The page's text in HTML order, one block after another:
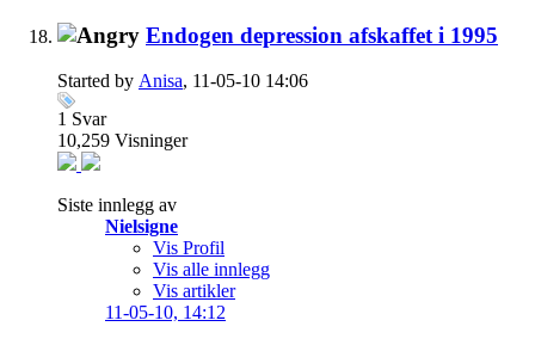
Endogen depression afskaffet i 1995
Started by Anisa, 11-05-10 14:06
1 Svar
10,259 Visninger
Siste innlegg av
Nielsigne
Vis Profil
Vis alle innlegg
Vis artikler
11-05-10, 14:12